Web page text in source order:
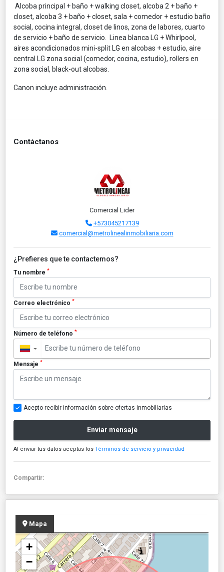
Alcoba principal + baño + walking closet, alcoba 2 + baño +
closet, alcoba 3 + baño + closet, sala + comedor + estudio baño
social, cocina integral, closet de linos, zona de labores, cuarto
de servicio + baño de servicio. Linea blanca LG + Whirlpool,
aires acondicionados mini-split LG en alcobas + estudio, aire
central LG zona social (comedor, cocina, estudio), rollers en
zona social, black-out alcobas.
Canon incluye administración.
Contáctanos
Comercial Lider
+573045217139
comercial@metrolinealinmobiliaria.com
¿Prefieres que te contactemos?
Tu nombre *
Correo electrónico *
Número de teléfono *
▼
Mensaje *
Acepto recibir información sobre ofertas inmobiliarias
Enviar mensaje
Al enviar tus datos aceptas los Términos de servicio y privacidad
Compartir:
Mapa
+
−